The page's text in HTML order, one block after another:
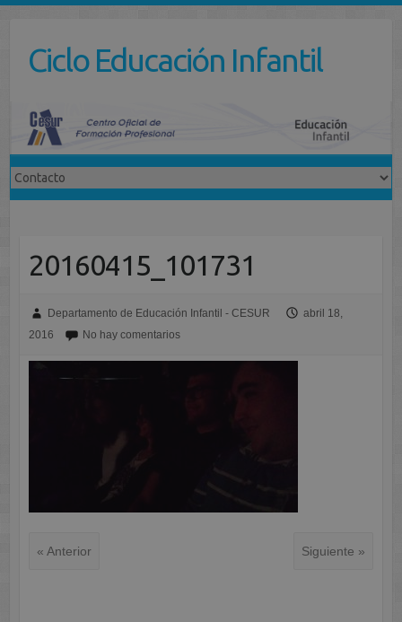
contenidoCiclo Educación Infantil
20160415_101731
Departamento de Educación Infantil - CESUR
abril 18,
2016
No hay comentarios
« Anterior Siguiente »